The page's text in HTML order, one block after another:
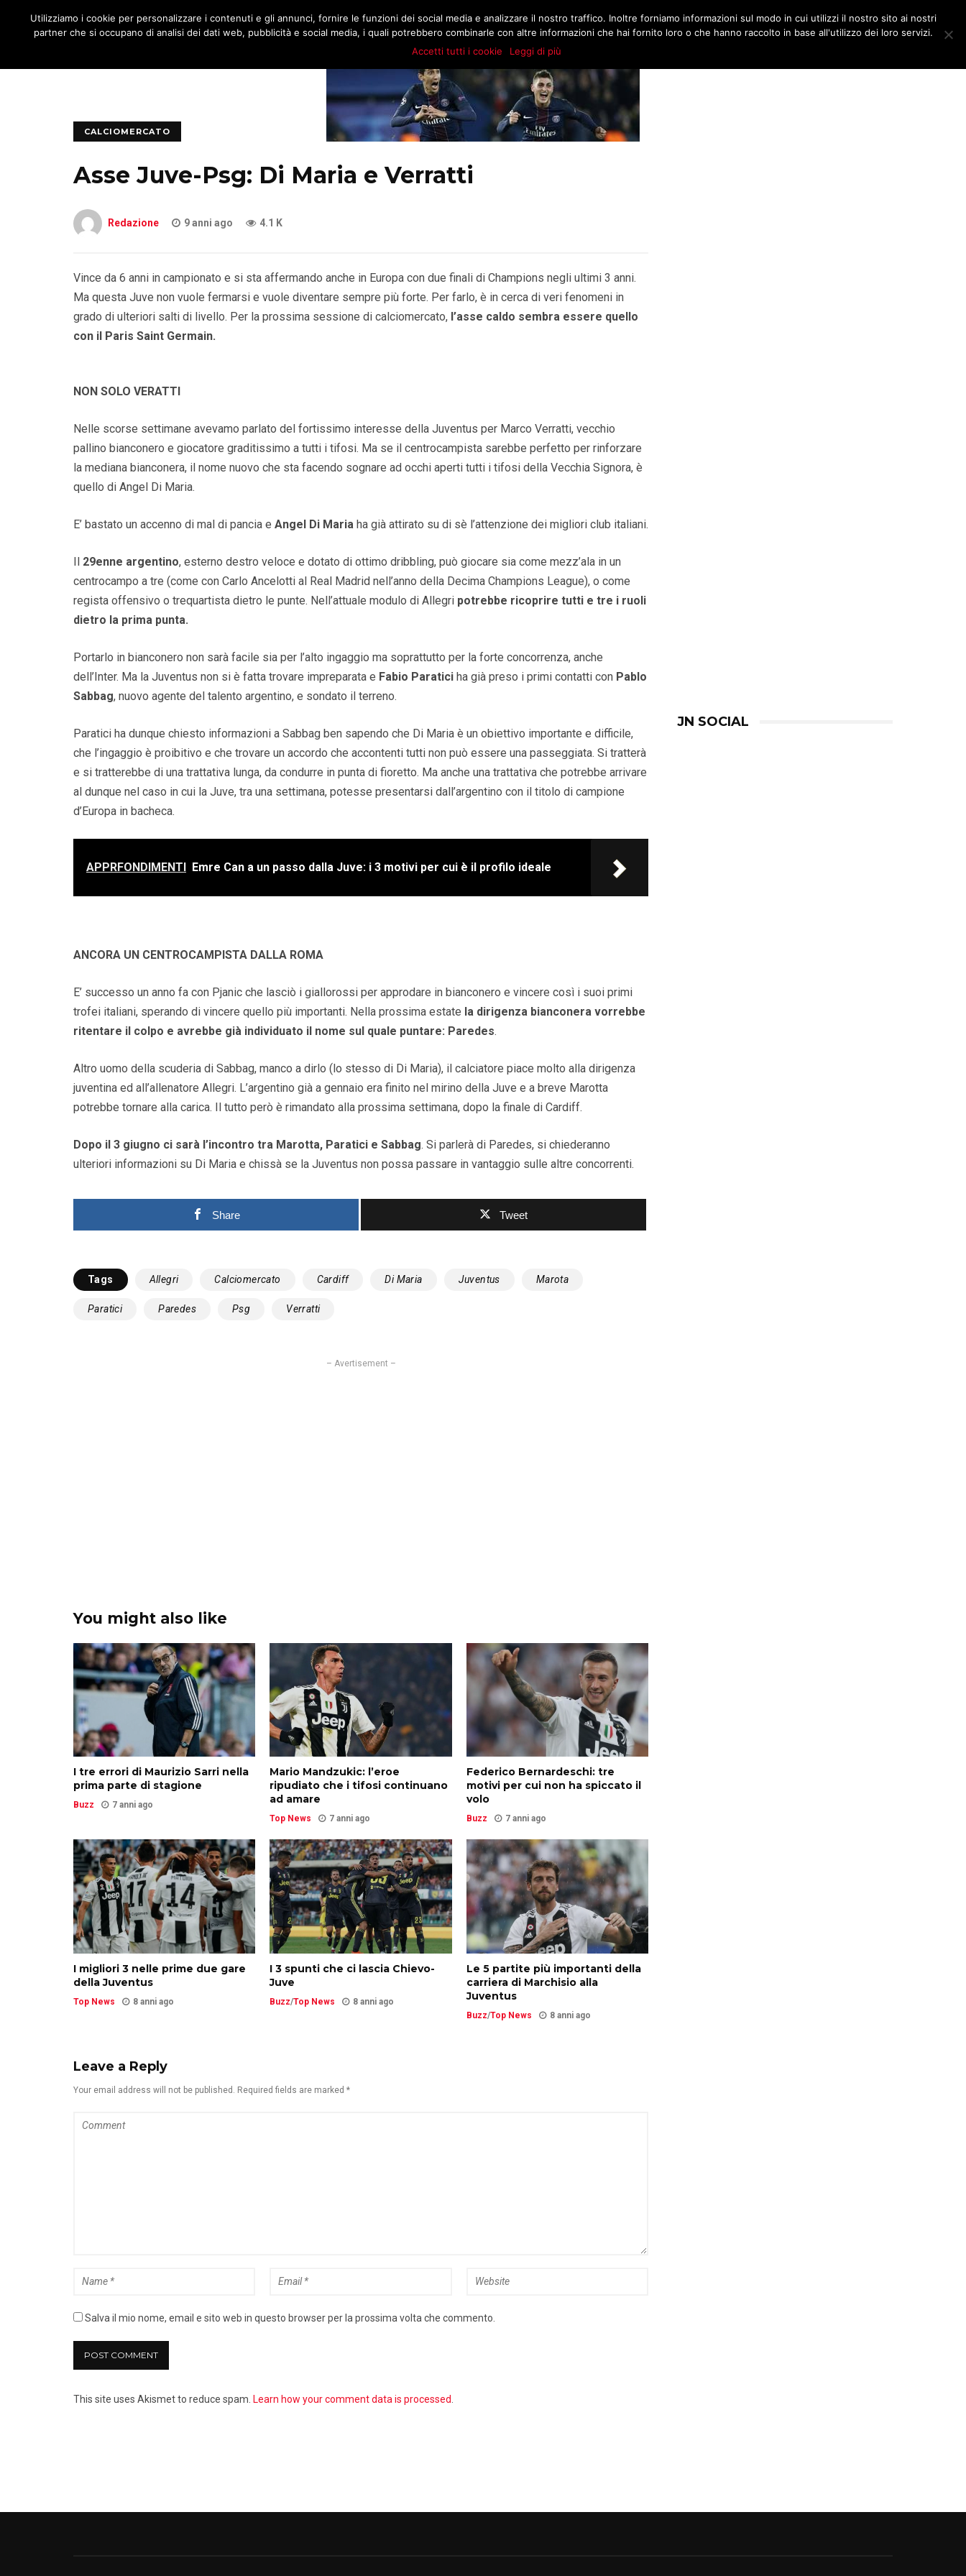
MENU JNOTIZIE.COM MATCH BUZZ MARKT STORIE EDITORIALI MULTIMEDIA
CALCIOMERCATO
Asse Juve-Psg: Di Maria e Verratti
Redazione 9 anni ago 4.1 K
Vince da 6 anni in campionato e si sta affermando anche in Europa con due finali di Champions negli ultimi 3 anni.
Ma questa Juve non vuole fermarsi e vuole diventare sempre più forte. Per farlo, è in cerca di veri fenomeni in
grado di ulteriori salti di livello. Per la prossima sessione di calciomercato, l’asse caldo sembra essere quello
con il Paris Saint Germain.
NON SOLO VERATTI
Nelle scorse settimane avevamo parlato del fortissimo interesse della Juventus per Marco Verratti, vecchio
pallino bianconero e giocatore graditissimo a tutti i tifosi. Ma se il centrocampista sarebbe perfetto per rinforzare
la mediana bianconera, il nome nuovo che sta facendo sognare ad occhi aperti tutti i tifosi della Vecchia Signora, è
quello di Angel Di Maria.
E’ bastato un accenno di mal di pancia e Angel Di Maria ha già attirato su di sè l’attenzione dei migliori club italiani.
Il 29enne argentino, esterno destro veloce e dotato di ottimo dribbling, può giocare sia come mezz’ala in un
centrocampo a tre (come con Carlo Ancelotti al Real Madrid nell’anno della Decima Champions League), o come
regista offensivo o trequartista dietro le punte. Nell’attuale modulo di Allegri potrebbe ricoprire tutti e tre i ruoli
dietro la prima punta.
Portarlo in bianconero non sarà facile sia per l’alto ingaggio ma soprattutto per la forte concorrenza, anche
dell’Inter. Ma la Juventus non si è fatta trovare impreparata e Fabio Paratici ha già preso i primi contatti con Pablo
Sabbag, nuovo agente del talento argentino, e sondato il terreno.
Paratici ha dunque chiesto informazioni a Sabbag ben sapendo che Di Maria è un obiettivo importante e difficile,
che l’ingaggio è proibitivo e che trovare un accordo che accontenti tutti non può essere una passeggiata. Si tratterà
e si tratterebbe di una trattativa lunga, da condurre in punta di fioretto. Ma anche una trattativa che potrebbe arrivare
al dunque nel caso in cui la Juve, tra una settimana, potesse presentarsi dall’argentino con il titolo di campione
d’Europa in bacheca.
APPRFONDIMENTI Emre Can a un passo dalla Juve: i 3 motivi per cui è il profilo ideale
ANCORA UN CENTROCAMPISTA DALLA ROMA
E’ successo un anno fa con Pjanic che lasciò i giallorossi per approdare in bianconero e vincere così i suoi primi
trofei italiani, sperando di vincere quello più importanti. Nella prossima estate la dirigenza bianconera vorrebbe
ritentare il colpo e avrebbe già individuato il nome sul quale puntare: Paredes.
Altro uomo della scuderia di Sabbag, manco a dirlo (lo stesso di Di Maria), il calciatore piace molto alla dirigenza
juventina ed all’allenatore Allegri. L’argentino già a gennaio era finito nel mirino della Juve e a breve Marotta
potrebbe tornare alla carica. Il tutto però è rimandato alla prossima settimana, dopo la finale di Cardiff.
Dopo il 3 giugno ci sarà l’incontro tra Marotta, Paratici e Sabbag. Si parlerà di Paredes, si chiederanno
ulteriori informazioni su Di Maria e chissà se la Juventus non possa passare in vantaggio sulle altre concorrenti.
Share Tweet
Tags Allegri Calciomercato Cardiff Di Maria Juventus Marota
Paratici Paredes Psg Verratti
– Avertisement –
You might also like
I tre errori di Maurizio Sarri nella
prima parte di stagione
Buzz 7 anni ago
Mario Mandzukic: l’eroe
ripudiato che i tifosi continuano
ad amare
Top News 7 anni ago
Federico Bernardeschi: tre
motivi per cui non ha spiccato il
volo
Buzz 7 anni ago
I migliori 3 nelle prime due gare
della Juventus
Top News 8 anni ago
I 3 spunti che ci lascia Chievo-
Juve
Buzz/Top News 8 anni ago
Le 5 partite più importanti della
carriera di Marchisio alla
Juventus
Buzz/Top News 8 anni ago
Leave a Reply
Your email address will not be published. Required fields are marked *
Salva il mio nome, email e sito web in questo browser per la prossima volta che commento.
This site uses Akismet to reduce spam. Learn how your comment data is processed
JN SOCIAL
Utilizziamo i cookie per personalizzare i contenuti e gli annunci, fornire le funzioni dei social media e analizzare il nostro traffico. Inoltre forniamo informazioni sul modo in cui utilizzi il nostro sito ai nostri
partner che si occupano di analisi dei dati web, pubblicità e social media, i quali potrebbero combinarle con altre informazioni che hai fornito loro o che hanno raccolto in base all'utilizzo dei loro servizi.
Accetti tutti i cookie
Leggi di più